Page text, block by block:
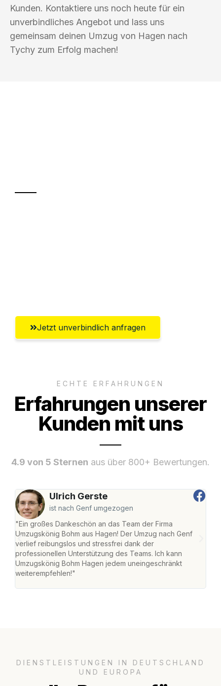
Kunden. Kontaktiere uns noch heute für ein
unverbindliches Angebot und lass uns
gemeinsam deinen Umzug von Hagen nach
Tychy zum Erfolg machen!
Jetzt unverbindlich anfragen
ECHTE ERFAHRUNGEN
Erfahrungen unserer
Kunden mit uns
4.9 von 5 Sternen aus über 800+ Bewertungen.
Ulrich Gerste
ist nach Genf umgezogen
"Ein großes Dankeschön an das Team der Firma
Umzugskönig Bohm aus Hagen! Der Umzug nach Genf
verlief reibungslos und stressfrei dank der
professionellen Unterstützung des Teams. Ich kann
Umzugskönig Bohm Hagen jedem uneingeschränkt
weiterempfehlen!"
DIENSTLEISTUNGEN IN DEUTSCHLAND
UND EUROPA